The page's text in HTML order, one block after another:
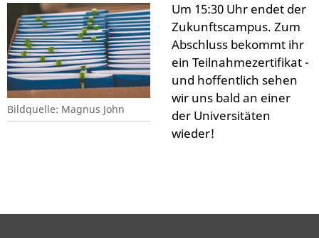
Bildquelle: Magnus John
Um 15:30 Uhr endet der
Zukunftscampus. Zum
Abschluss bekommt ihr
ein Teilnahmezertifikat -
und hoffentlich sehen
wir uns bald an einer
der Universitäten
wieder!